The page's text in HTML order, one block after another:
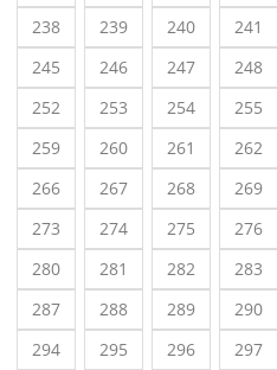
238
239 240 241
245
246 247 248
252
253 254 255
259
260 261 262
266
267 268 269
273
274 275 276
280
281 282 283
287
288 289 290
294
295 296 297